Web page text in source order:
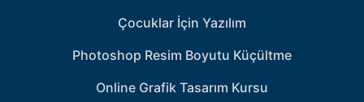
Çocuklar İçin Yazılım
Photoshop Resim Boyutu Küçültme
Online Grafik Tasarım Kursu